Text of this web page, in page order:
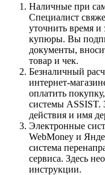
Наличные при
Специалист
уточнить время и
купюры. Вы
документы,
товар и чек.
Безналичный
интернет-
оплатить
системы ASSIST.
действия и имя
Электронные
WebMoney и
система
сервиса. Здесь
инструкции.